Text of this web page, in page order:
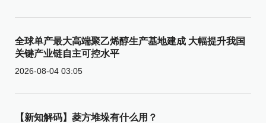
全球单产最大高端聚乙烯醇生产基地建成 大幅提升我国
关键产业链自主可控水平
2026-08-04 03:05
【新知解码】菱方堆垛有什么用？